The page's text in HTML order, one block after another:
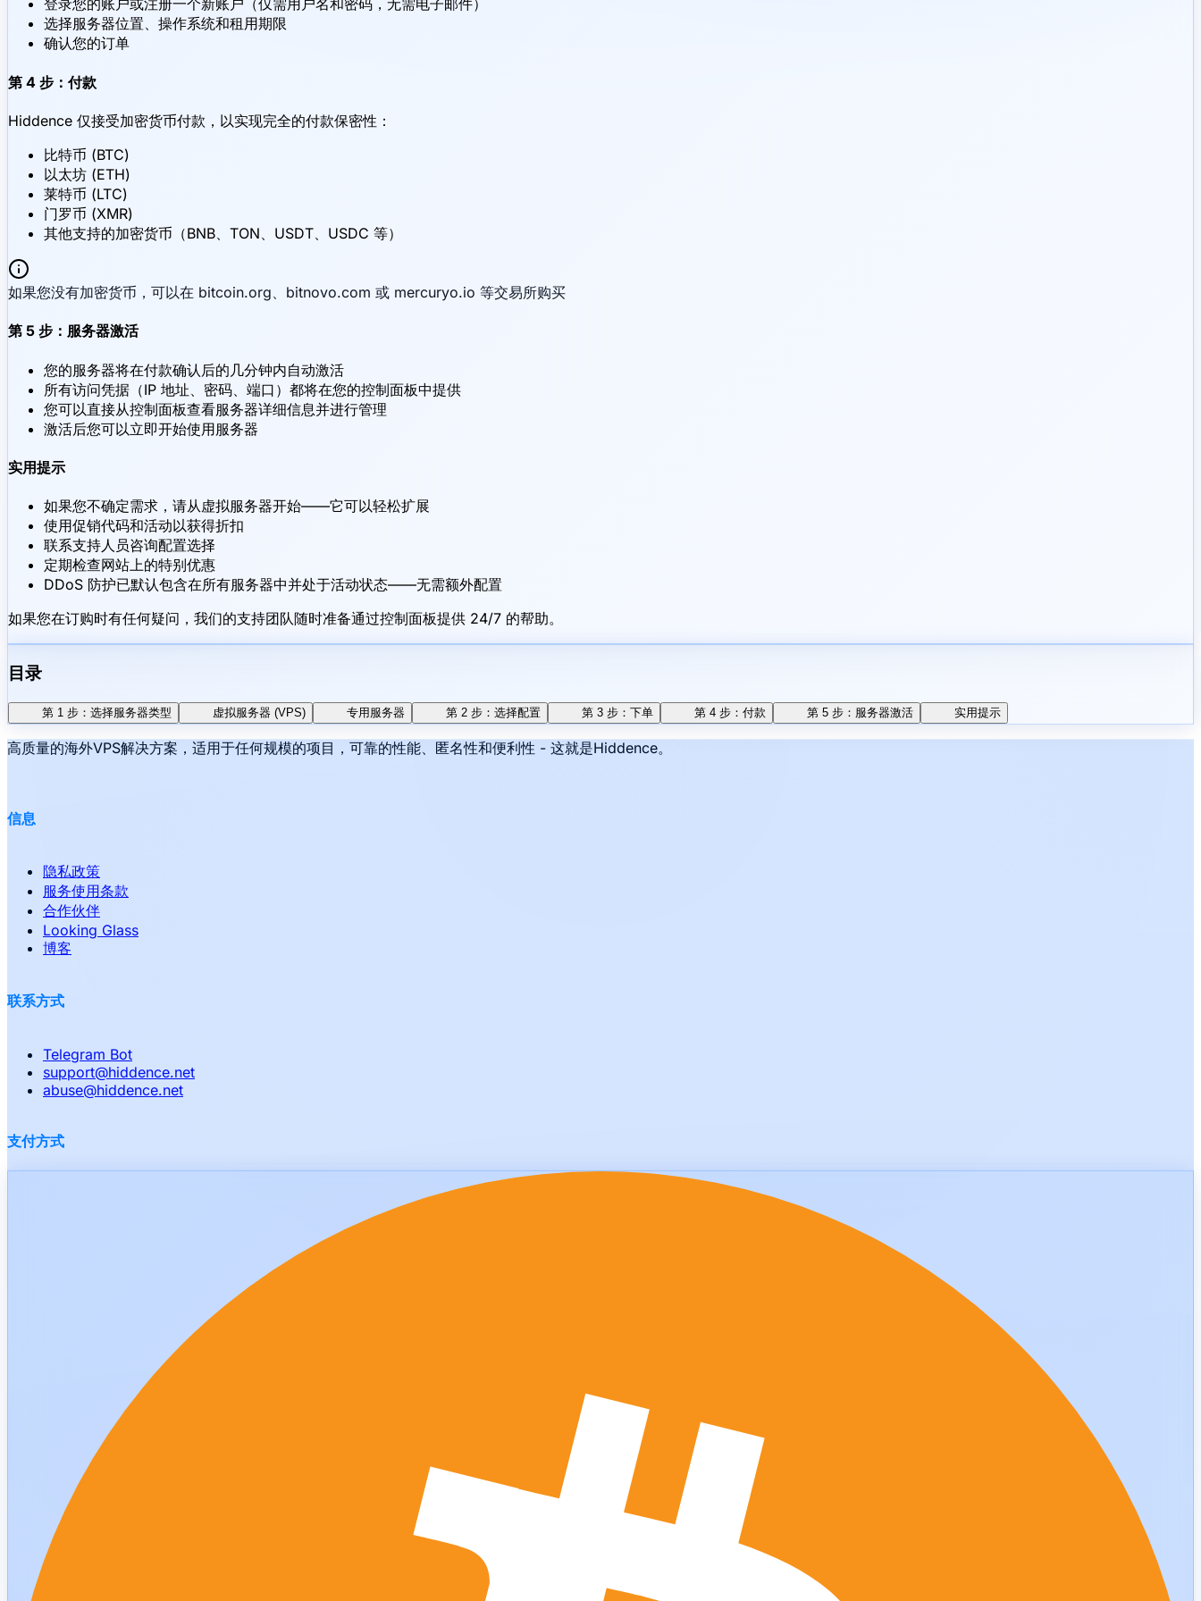
登录您的账户或注册一个新账户（仅需用户名和密码，无需电子邮件）
选择服务器位置、操作系统和租用期限
确认您的订单
第 4 步：付款
Hiddence 仅接受加密货币付款，以实现完全的付款保密性：
比特币 (BTC)
以太坊 (ETH)
莱特币 (LTC)
门罗币 (XMR)
其他支持的加密货币（BNB、TON、USDT、USDC 等）
如果您没有加密货币，可以在 bitcoin.org、bitnovo.com 或 mercuryo.io 等交易所购买
第 5 步：服务器激活
您的服务器将在付款确认后的几分钟内自动激活
所有访问凭据（IP 地址、密码、端口）都将在您的控制面板中提供
您可以直接从控制面板查看服务器详细信息并进行管理
激活后您可以立即开始使用服务器
实用提示
如果您不确定需求，请从虚拟服务器开始——它可以轻松扩展
使用促销代码和活动以获得折扣
联系支持人员咨询配置选择
定期检查网站上的特别优惠
DDoS 防护已默认包含在所有服务器中并处于活动状态——无需额外配置
如果您在订购时有任何疑问，我们的支持团队随时准备通过控制面板提供 24/7 的帮助。
目录
第 1 步：选择服务器类型 虚拟服务器 (VPS) 专用服务器 第 2 步：选择配置 第 3 步：下单 第 4 步：付款 第 5 步：服务器激活 实用提示
高质量的海外VPS解决方案，适用于任何规模的项目，可靠的性能、匿名性和便利性 - 这就是Hiddence。
信息
隐私政策
服务使用条款
合作伙伴
Looking Glass
博客
联系方式
Telegram Bot
support@hiddence.net
abuse@hiddence.net
支付方式